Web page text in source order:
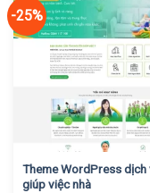
-25%
Theme WordPress dịch
giúp việc nhà